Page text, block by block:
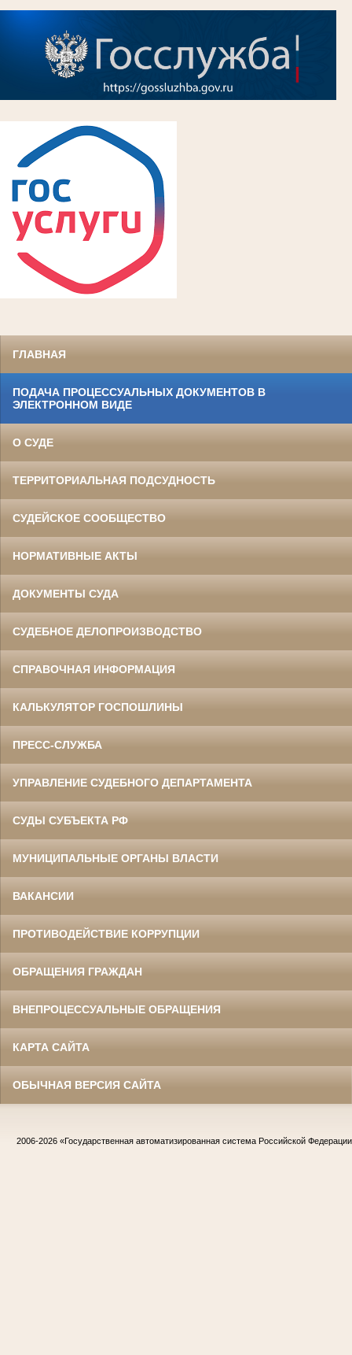
ГЛАВНАЯ
ПОДАЧА ПРОЦЕССУАЛЬНЫХ ДОКУМЕНТОВ В
ЭЛЕКТРОННОМ ВИДЕ
О СУДЕ
ТЕРРИТОРИАЛЬНАЯ ПОДСУДНОСТЬ
СУДЕЙСКОЕ СООБЩЕСТВО
НОРМАТИВНЫЕ АКТЫ
ДОКУМЕНТЫ СУДА
СУДЕБНОЕ ДЕЛОПРОИЗВОДСТВО
СПРАВОЧНАЯ ИНФОРМАЦИЯ
КАЛЬКУЛЯТОР ГОСПОШЛИНЫ
ПРЕСС-СЛУЖБА
УПРАВЛЕНИЕ СУДЕБНОГО ДЕПАРТАМЕНТА
СУДЫ СУБЪЕКТА РФ
МУНИЦИПАЛЬНЫЕ ОРГАНЫ ВЛАСТИ
ВАКАНСИИ
ПРОТИВОДЕЙСТВИЕ КОРРУПЦИИ
ОБРАЩЕНИЯ ГРАЖДАН
ВНЕПРОЦЕССУАЛЬНЫЕ ОБРАЩЕНИЯ
КАРТА САЙТА
ОБЫЧНАЯ ВЕРСИЯ САЙТА
2006-2026 «Государственная автоматизированная система Российской